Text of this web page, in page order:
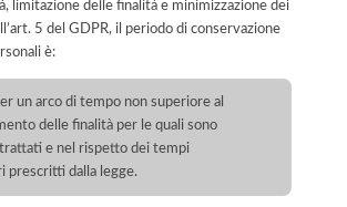
limitazione delle finalità e minimizzazione dei
5 del GDPR, il periodo di conservazione
è:
un arco di tempo non superiore al
delle finalità per le quali sono
e nel rispetto dei tempi
prescritti dalla legge.